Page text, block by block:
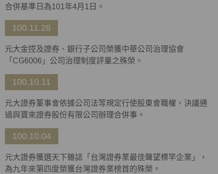
合併基準日為101年4月1日。
100.11.26
元大金控及證券、銀行子公司榮獲中華公司治理協會
「CG6006」公司治理制度評量之殊榮。
100.10.11
元大證券董事會依據公司法等規定行使股東會職權，決議通
過與寶來證券股份有限公司辦理合併事。
100.10.04
元大證券獲選天下雜誌「台灣證券業最佳聲望標竿企業」，
為九年來第四度榮獲台灣證券業榜首的殊榮。